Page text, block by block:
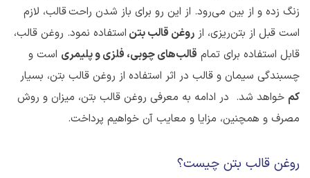
زنگ زده و از بین می‌رود. از این رو برای باز شدن راحتقالب، لازم
است قبل از بتن‌ریزی، از روغن قالب بتن استفاده نمود. روغن قالب،
قابل استفاده برای تمام قالب‌های چوبی، فلزی و پلیمری است و
چسبندگی سیمان و قالب در اثر استفاده از روغن قالب بتن، بسیار
کم خواهد شد. در ادامه به معرفی روغن قالب بتن، میزان و روش
مصرف و همچنین، مزایا و معایب آن خواهیم پرداخت.
روغن قالب بتن چیست؟